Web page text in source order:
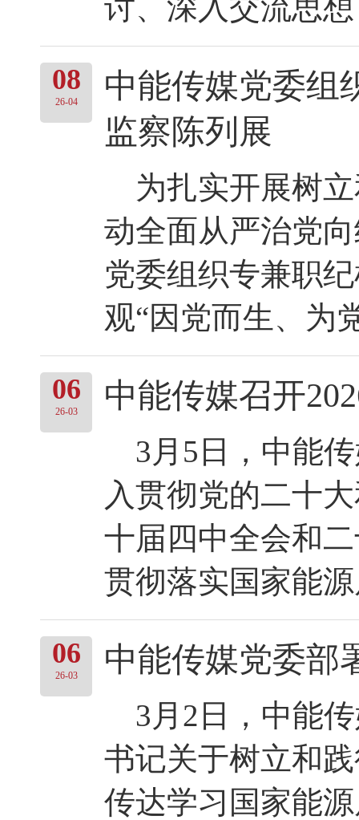
讨、深入交流思
08
26-04
中能传媒党委组
监察陈列展
为扎实开展树立
动全面从严治党
党委组织专兼职
观“因党而生、为
06
26-03 中能传媒召开
3月5日，中能传
入贯彻党的二十
十届四中全会和
贯彻落实国家能
06
26-03 中能传媒党委部
3月2日，中能传
书记关于树立和
传达学习国家能